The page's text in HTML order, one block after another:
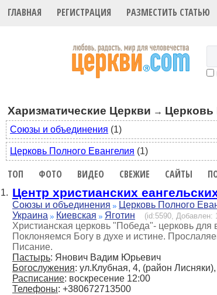
ГЛАВНАЯ РЕГИСТРАЦИЯ РАЗМЕСТИТЬ СТАТЬЮ
Харизматические Церкви → Церковь
Союзы и объединения (1)
Церковь Полного Евангелия (1)
ТОП ФОТО ВИДЕО СВЕЖИЕ САЙТЫ
1. Центр христианских
Союзы и объединения
Церковь Полного
Украина
Киевская Яготин (id:5590, Добавлен:
Христианская церковь "Победа"- церковь
Поклоняемся Богу в духе и истине.
Писание.
Пастырь: Янович Вадим Юрьевич
Богослужения: ул.Клубная, 4, (район
Расписание: воскресение 12:00
Телефоны: +380672713500